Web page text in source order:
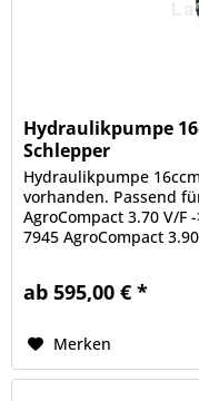
Hydraulikpumpe
Schlepper
Hydraulikpumpe
vorhanden. Passend
AgroCompact 3.70 V/F
7945 AgroCompact
ab 595,00 € *
Merken